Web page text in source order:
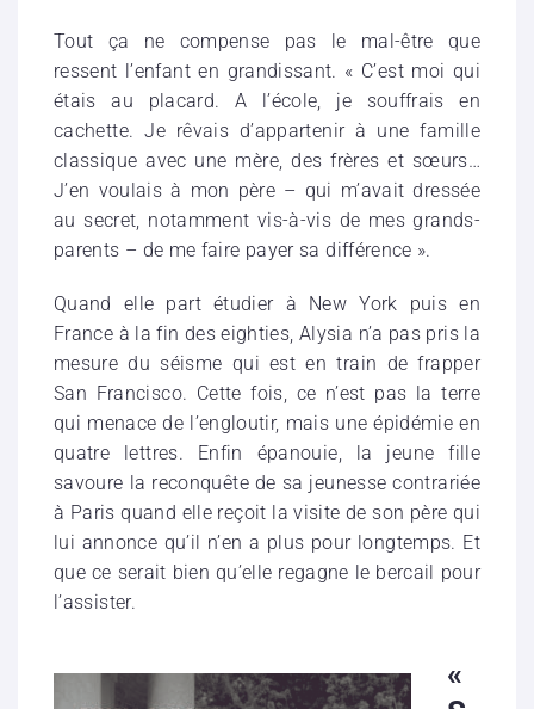
Tout ça ne compense pas le mal-être que
ressent l’enfant en grandissant. « C’est moi qui
étais au placard. A l’école, je souffrais en
cachette. Je rêvais d’appartenir à une famille
classique avec une mère, des frères et sœurs…
J’en voulais à mon père – qui m’avait dressée
au secret, notamment vis-à-vis de mes grands-
parents – de me faire payer sa différence ».
Quand elle part étudier à New York puis en
France à la fin des eighties, Alysia n’a pas pris la
mesure du séisme qui est en train de frapper
San Francisco. Cette fois, ce n’est pas la terre
qui menace de l’engloutir, mais une épidémie en
quatre lettres. Enfin épanouie, la jeune fille
savoure la reconquête de sa jeunesse contrariée
à Paris quand elle reçoit la visite de son père qui
lui annonce qu’il n’en a plus pour longtemps. Et
que ce serait bien qu’elle regagne le bercail pour
l’assister.
«